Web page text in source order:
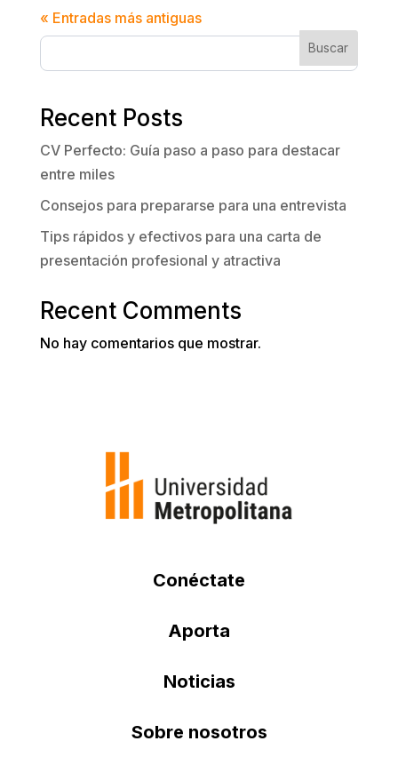
« Entradas más antiguas
Buscar
Recent Posts
CV Perfecto: Guía paso a paso para destacar
entre miles
Consejos para prepararse para una entrevista
Tips rápidos y efectivos para una carta de
presentación profesional y atractiva
Recent Comments
No hay comentarios que mostrar.
Conéctate
Aporta
Noticias
Sobre nosotros